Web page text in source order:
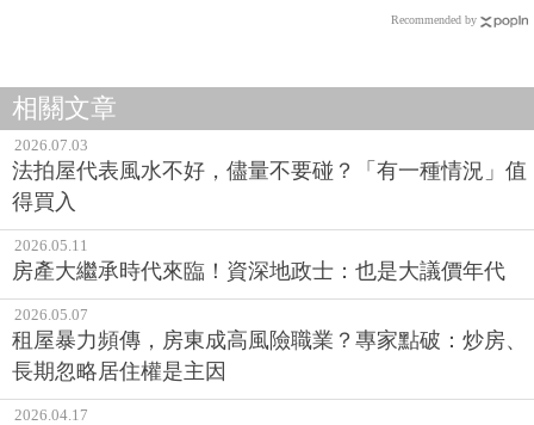
Recommended by
相關文章
2026.07.03
法拍屋代表風水不好，儘量不要碰？「有一種情況」值
得買入
2026.05.11
房產大繼承時代來臨！資深地政士：也是大議價年代
2026.05.07
租屋暴力頻傳，房東成高風險職業？專家點破：炒房、
長期忽略居住權是主因
2026.04.17